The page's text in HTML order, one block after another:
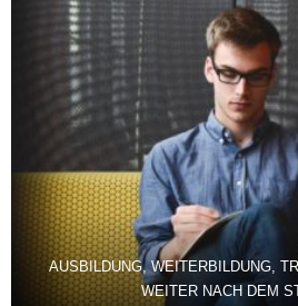
AUSBILDUNG, WEITERBILDUNG,
WEITER NACH DEM